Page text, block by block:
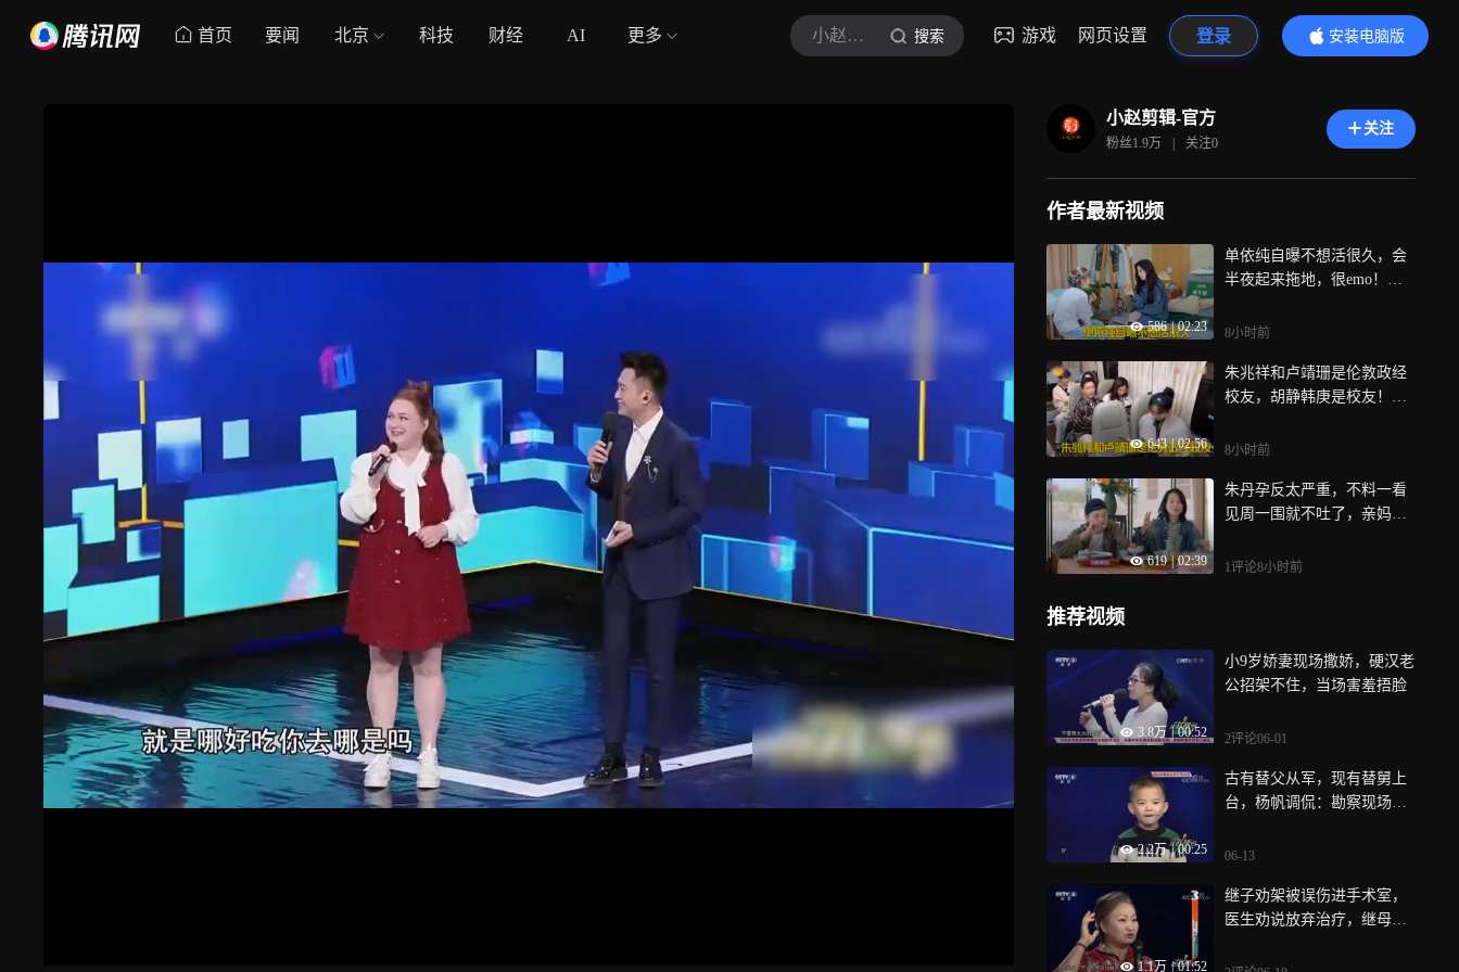
首页 要闻 北京 科技 财经 AI 更多 小赵剪辑-官方 搜索 游戏 网页设置 登录
安装电脑版
内容更精彩
小赵剪辑-官方
粉丝1.9万 | 关注0
关注
作者最新视频
586 | 02:23
单依纯自曝不想活很久，会
半夜起来拖地，很emo！丨
8小时前
643 | 02:56
朱兆祥和卢靖珊是伦敦政经
校友，胡静韩庚是校友！这
8小时前
619 | 02:39
朱丹孕反太严重，不料一看
见周一围就不吐了，亲妈吐
1评论8小时前
推荐视频
3.8万 | 00:52
小9岁娇妻现场撒娇，硬汉老
公招架不住，当场害羞捂脸
2评论06-01
2.2万 | 00:25
古有替父从军，现有替舅上
台，杨帆调侃：勘察现场来
06-13
1.1万 | 01:52
继子劝架被误伤进手术室，
医生劝说放弃治疗，继母不